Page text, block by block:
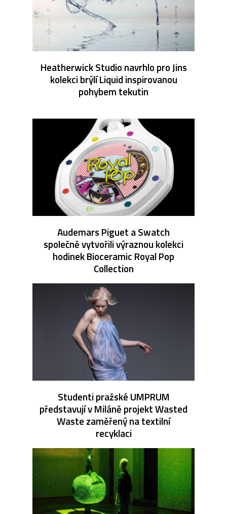
Heatherwick Studio navrhlo pro Jins
kolekci brýlí Liquid inspirovanou
pohybem tekutin
Audemars Piguet a Swatch
společně vytvořili výraznou kolekci
hodinek Bioceramic Royal Pop
Collection
Studenti pražské UMPRUM
představují v Miláně projekt Wasted
Waste zaměřený na textilní
recyklaci